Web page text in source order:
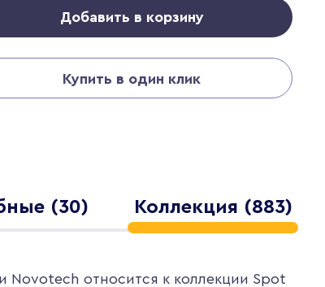
Добавить в корзину
Купить в один клик
(30) Коллекция (883)
Novotech относится к коллекции Spot